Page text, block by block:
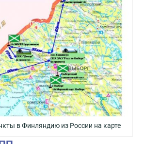
в Финляндию из России на карте